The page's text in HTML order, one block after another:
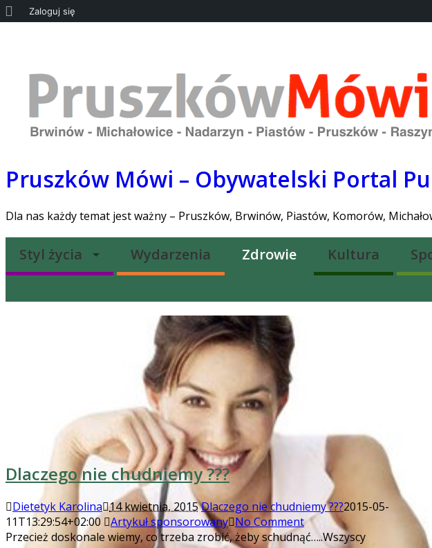
Pruszków Mówi – Obywatelski Portal
Dla nas każdy temat jest ważny – Pruszków, Brwinów, Piastów, Komorów,
Styl życia Wydarzenia Zdrowie Kultura
Dlaczego nie chudniemy ???
Dietetyk Karolina 14 kwietnia, 2015Dlaczego nie chudniemy ???2015-05-
11T13:29:54+02:00
Artykuł sponsorowany No Comment
Przecież doskonale wiemy, co trzeba zrobić, żeby schudnąć…..Wszyscy
Zaloguj się